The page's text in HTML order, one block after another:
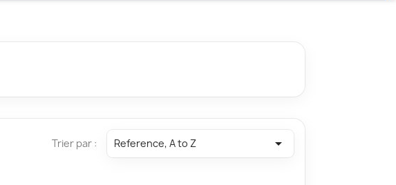
Trier par : Reference, A to Z 